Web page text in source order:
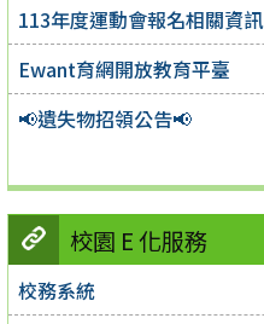
113年度運動會報名相關資訊
Ewant育網開放教育平臺
📢遺失物招領公告📢
校園 E 化服務
校務系統